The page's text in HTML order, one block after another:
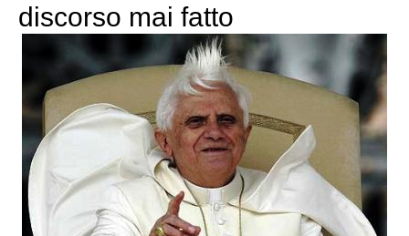
discorso mai fatto